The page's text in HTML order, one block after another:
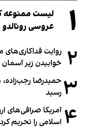
۱
عروسی رونالدو
۲ خوابیدن زیر
۳ حمیدرضا
رسید
۴ آمریکا صرافی‌های
اسلامی را تحریم کرد